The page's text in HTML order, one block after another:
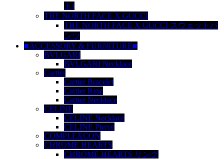
ト)
THE NORTH FACE X GUCCI
THE NORTH FACE X GUCCI スウェットパ
ンツ
■ACCESSORY & FURNITURE■
BVLGARI
BVLGARI Necklace
Cartier
Cartier Bracelet
Cartier Ring
Cartier Necklace
CELINE
CELINE Necklace
CELINE Pierce
COMPLEXCON
CHROME HEARTS
CHROME HEARTS リング